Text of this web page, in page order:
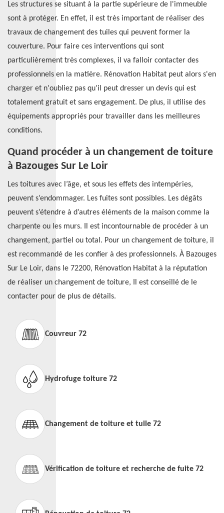
Les structures se situant à la partie supérieure de l'immeuble
sont à protéger. En effet, il est très important de réaliser des
travaux de changement des tuiles qui peuvent former la
couverture. Pour faire ces interventions qui sont
particulièrement très complexes, il va falloir contacter des
professionnels en la matière. Rénovation Habitat peut alors s'en
charger et n'oubliez pas qu'il peut dresser un devis qui est
totalement gratuit et sans engagement. De plus, il utilise des
équipements appropriés pour travailler dans les meilleures
conditions.
Quand procéder à un changement de toiture
à Bazouges Sur Le Loir
Les toitures avec l’âge, et sous les effets des intempéries,
peuvent s’endommager. Les fuites sont possibles. Les dégâts
peuvent s’étendre à d’autres éléments de la maison comme la
charpente ou les murs. Il est incontournable de procéder à un
changement, partiel ou total. Pour un changement de toiture, il
est recommandé de les confier à des professionnels. À Bazouges
Sur Le Loir, dans le 72200, Rénovation Habitat à la réputation
de réaliser un changement de toiture, Il est conseillé de le
contacter pour de plus de détails.
Couvreur 72
Hydrofuge toiture 72
Changement de toiture et tuile 72
Vérification de toiture et recherche de fuite 72